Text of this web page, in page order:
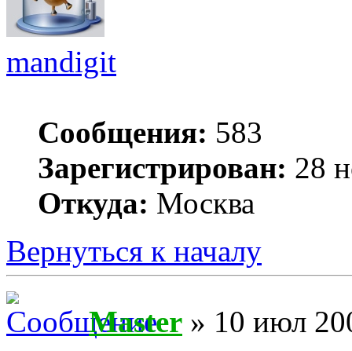
mandigit
Сообщения: 583
Зарегистрирован: 28
Откуда: Москва
Вернуться к началу
Master » 10 июл